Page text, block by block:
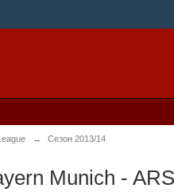
→ Сезон 2013/14
Munich -